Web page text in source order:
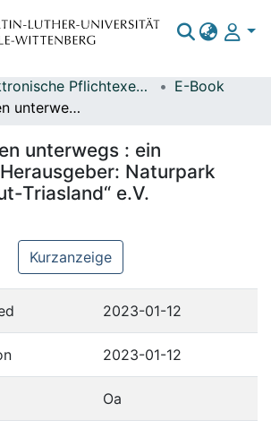
Elektronische Pflichtexemplare
E-Book
Auf Geopfaden unterwegs : ein Tourenheft / Herausgeber: Naturpark „Saale-Unstrut-Triasland“ e.V.
unterwegs : ein
Naturpark
Triasland“ e.V.
Kurzanzeige
2023-01-12
2023-01-12
Oa